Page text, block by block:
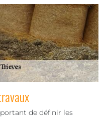
de définir les